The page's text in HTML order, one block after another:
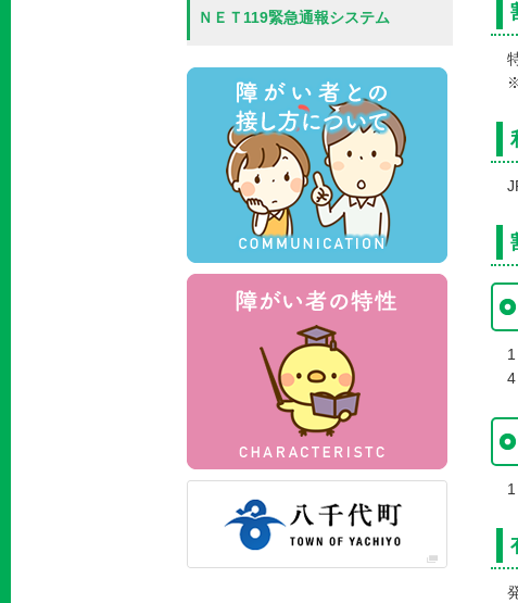
ＮＥＴ119緊急通報システム
障がい者
障がい者
八千代町
4